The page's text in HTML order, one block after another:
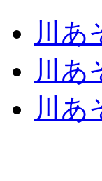
川あ
川あ
川あ